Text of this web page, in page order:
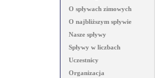
O spływach zimowych
O najbliższym spływie
Nasze spływy
Spływy w liczbach
Uczestnicy
Organizacja